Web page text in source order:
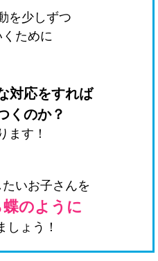
を少しずつ
ために
対応をすれば
くのか？
ます！
いお子さんを
のように
しょう！